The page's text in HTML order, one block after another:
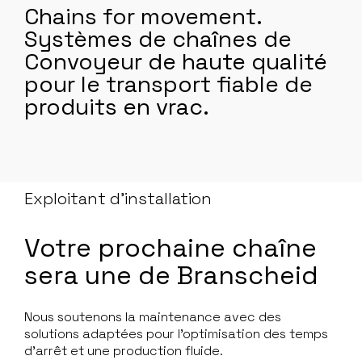
Chains for movement.
Systèmes de chaînes de
Convoyeur de haute qualité
pour le transport fiable de
produits en vrac.
Exploitant d’installation
Votre prochaine chaîne
sera une de Branscheid
Nous soutenons la maintenance avec des
solutions adaptées pour l’optimisation des temps
d’arrêt et une production fluide.